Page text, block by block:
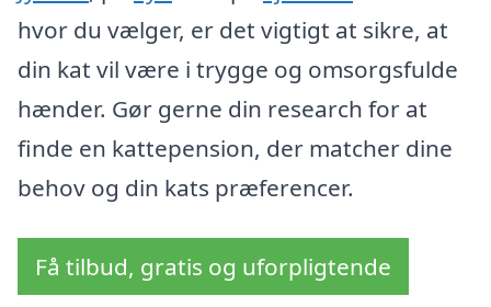
hvor du vælger, er det vigtigt at sikre, at
din kat vil være i trygge og omsorgsfulde
hænder. Gør gerne din research for at
finde en kattepension, der matcher dine
behov og din kats præferencer.
Få tilbud, gratis og uforpligtende